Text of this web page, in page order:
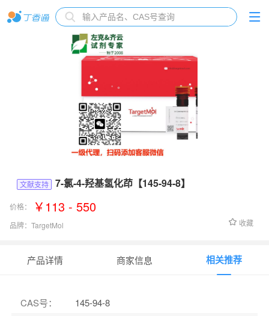
文献支持 7-氯-4-羟基氢化茚【145-94-8】
价格： ￥113 - 550
品牌： TargetMol 收藏
产品详情 商家信息 相关推荐
CAS号：
145-94-8